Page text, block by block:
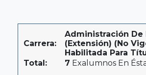
Carrera:
Administración De
(extensión) (No
Habilitada Para
Total:
7 Exalumnos En